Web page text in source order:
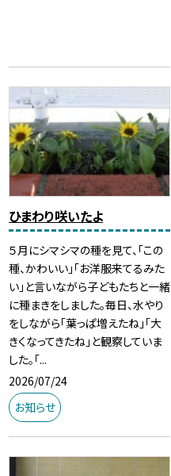
ひまわり咲いたよ
５月にシマシマの種を見て、「この
種、かわいい」「お洋服来てるみた
い」と言いながら子どもたちと一緒
に種まきをしました。毎日、水やり
をしながら「葉っぱ増えたね」「大
きくなってきたね」と観察していま
した。「...
2026/07/24
お知らせ